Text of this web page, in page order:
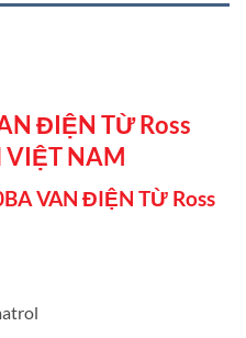
ĐIỆN TỪ Ross
NAM
VAN ĐIỆN TỪ Ross